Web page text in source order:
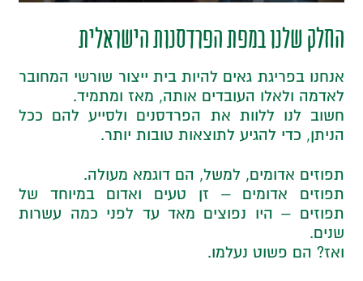
החלק שלנו במפת הפרדסנות הישראלית
אנחנו בפריגת גאים להיות בית ייצור שורשי המחובר
לאדמה ולאלו העובדים אותה, מאז ומתמיד.
חשוב לנו ללוות את הפרדסנים ולסייע להם ככל
הניתן, כדי להגיע לתוצאות טובות יותר.
תפוזים אדומים, למשל, הם דוגמא מעולה.
תפוזים אדומים – זן טעים ואדום במיוחד של
תפוזים – היו נפוצים מאד עד לפני כמה עשרות
שנים.
ואז? הם פשוט נעלמו.